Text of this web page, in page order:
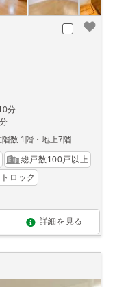
分
階数:1階・地上7階
総戸数100戸以上
ロック
詳細を見る